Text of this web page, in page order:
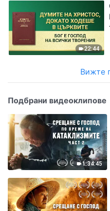
22:44
Вижте
Подбрани видеоклипове
1:34:45